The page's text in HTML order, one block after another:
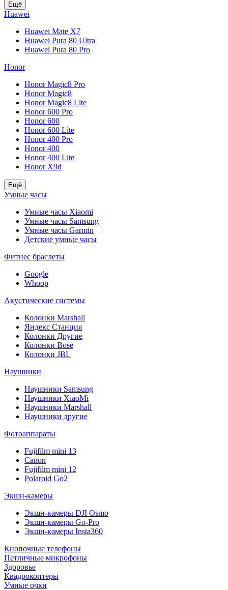
Ещё
Huawei
Huawei Mate X7
Huawei Pura 80 Ultra
Huawei Pura 80 Pro
Honor
Honor Magic8 Pro
Honor Magic8
Honor Magic8 Lite
Honor 600 Pro
Honor 600
Honor 600 Lite
Honor 400 Pro
Honor 400
Honor 400 Lite
Honor X9d
Ещё
Умные часы
Умные часы Xiaomi
Умные часы Samsung
Умные часы Garmin
Детские умные часы
Фитнес браслеты
Google
Whoop
Акустические системы
Колонки Marshall
Яндекс Станция
Колонки Другие
Колонки Bose
Колонки JBL
Наушники
Наушники Samsung
Наушники XiaoMi
Наушники Marshall
Наушники другие
Фотоаппараты
Fujifilm mini 13
Canon
Fujifilm mini 12
Polaroid Go2
Экшн-камеры
Экшн-камеры DJI Osmo
Экшн-камеры Go-Pro
Экшн-камеры Insta360
Кнопочные телефоны
Петличные микрофоны
Здоровье
Квадрокоптеры
Умные очки